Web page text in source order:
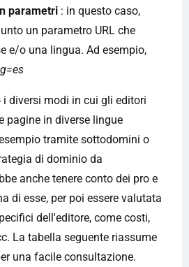
parametri : in questo caso,
un parametro URL che
e/o una lingua. Ad esempio,
diversi modi in cui gli editori
pagine in diverse lingue
tramite sottodomini o
di dominio da
anche tenere conto dei pro e
di esse, per poi essere valutata
dell'editore, come costi,
La tabella seguente riassume
una facile consultazione.